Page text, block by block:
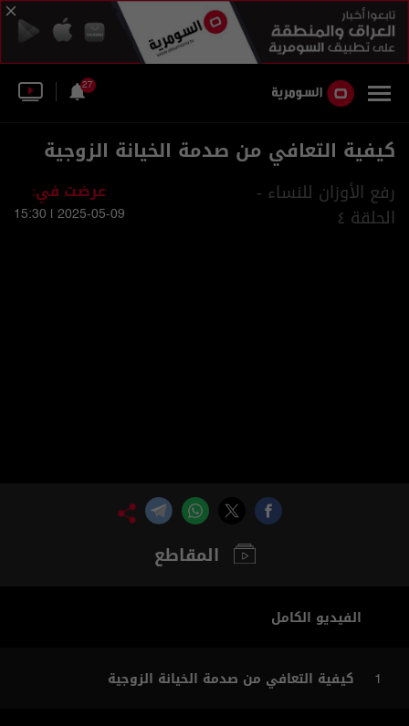
27
كيفية التعافي من صدمة الخيانة الزوجية
رفع الأوزان للنساء -
الحلقة ٤
عرضت في:
2025-05-09 | 15:30
المقاطع
الفيديو الكامل
1 كيفية التعافي من صدمة الخيانة الزوجية